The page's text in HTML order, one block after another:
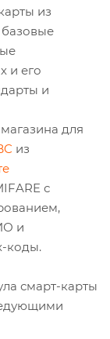
из
базовые
и его
и
для
из
с
и
коды.
смарт-карты